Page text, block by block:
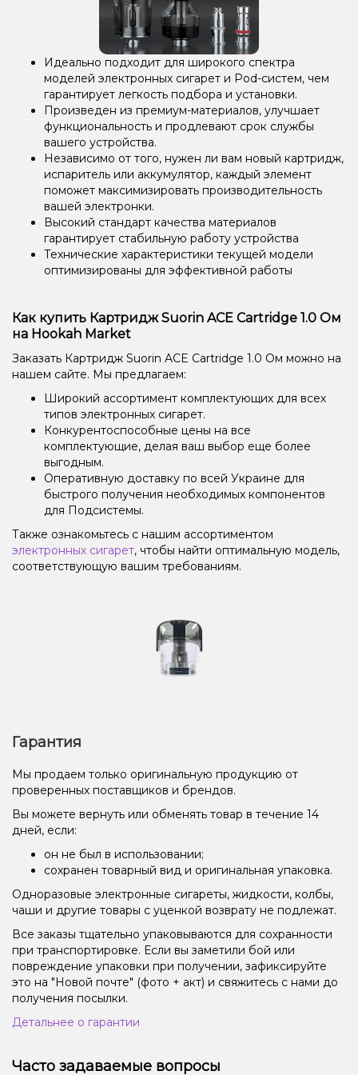
Идеально подходит для широкого спектра
моделей электронных сигарет и Pod-систем, чем
гарантирует легкость подбора и установки.
Произведен из премиум-материалов, улучшает
функциональность и продлевают срок службы
вашего устройства.
Независимо от того, нужен ли вам новый картридж,
испаритель или аккумулятор, каждый элемент
поможет максимизировать производительность
вашей электронки.
Высокий стандарт качества материалов
гарантирует стабильную работу устройства
Технические характеристики текущей модели
оптимизированы для эффективной работы
Как купить Картридж Suorin ACE Cartridge 1.0 Ом
на Hookah Market
Заказать Картридж Suorin ACE Cartridge 1.0 Ом можно на
нашем сайте. Мы предлагаем:
Широкий ассортимент комплектующих для всех
типов электронных сигарет.
Конкурентоспособные цены на все
комплектующие, делая ваш выбор еще более
выгодным.
Оперативную доставку по всей Украине для
быстрого получения необходимых компонентов
для Подсистемы.
Также ознакомьтесь с нашим ассортиментом
электронных сигарет, чтобы найти оптимальную модель,
соответствующую вашим требованиям.
Гарантия
Мы продаем только оригинальную продукцию от
проверенных поставщиков и брендов.
Вы можете вернуть или обменять товар в течение 14
дней, если:
он не был в использовании;
сохранен товарный вид и оригинальная упаковка.
Одноразовые электронные сигареты, жидкости, колбы,
чаши и другие товары с уценкой возврату не подлежат.
Все заказы тщательно упаковываются для сохранности
при транспортировке. Если вы заметили бой или
повреждение упаковки при получении, зафиксируйте
это на "Новой почте" (фото + акт) и свяжитесь с нами до
получения посылки.
Детальнее о гарантии
Часто задаваемые вопросы